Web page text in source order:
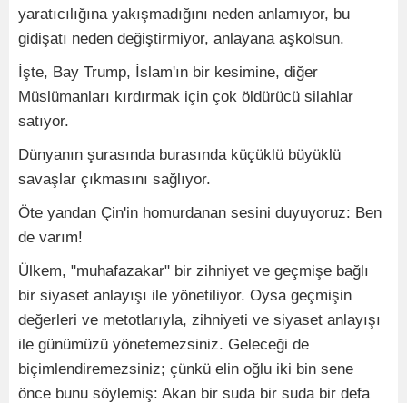
yaratıcılığına yakışmadığını neden anlamıyor, bu
gidişatı neden değiştirmiyor, anlayana aşkolsun.
İşte, Bay Trump, İslam'ın bir kesimine, diğer
Müslümanları kırdırmak için çok öldürücü silahlar
satıyor.
Dünyanın şurasında burasında küçüklü büyüklü
savaşlar çıkmasını sağlıyor.
Öte yandan Çin'in homurdanan sesini duyuyoruz: Ben
de varım!
Ülkem, "muhafazakar" bir zihniyet ve geçmişe bağlı
bir siyaset anlayışı ile yönetiliyor. Oysa geçmişin
değerleri ve metotlarıyla, zihniyeti ve siyaset anlayışı
ile günümüzü yönetemezsiniz. Geleceği de
biçimlendiremezsiniz; çünkü elin oğlu iki bin sene
önce bunu söylemiş: Akan bir suda bir suda bir defa